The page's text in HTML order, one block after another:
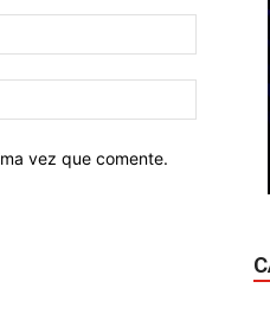
web:
vez que comente.